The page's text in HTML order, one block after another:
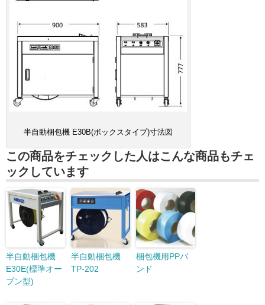
半自動梱包機 E30B(ボックスタイプ)寸法図
この商品をチェックした人はこんな商品もチェ
ックしています
半自動梱包機
E30E(標準オー
プン型)
半自動梱包機
TP-202
梱包機用PPバ
ンド